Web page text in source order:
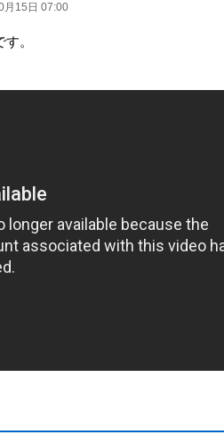
月15日 07:00
。